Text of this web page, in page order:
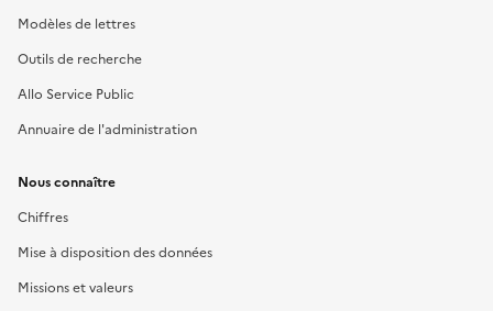
Modèles de lettres
Outils de recherche
Allo Service Public
Annuaire de l'administration
Nous connaître
Chiffres
Mise à disposition des données
Missions et valeurs